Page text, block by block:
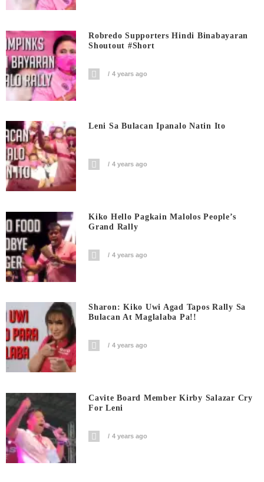
Robredo Supporters Hindi Binabayaran
Shoutout #short
4 years ago
Leni Sa Bulacan Ipanalo Natin Ito
4 years ago
Kiko Hello Pagkain Malolos People’s
Grand Rally
4 years ago
Sharon: Kiko Uwi Agad Tapos Rally Sa
Bulacan At Maglalaba Pa!!
4 years ago
Cavite Board Member Kirby Salazar Cry
For Leni
4 years ago